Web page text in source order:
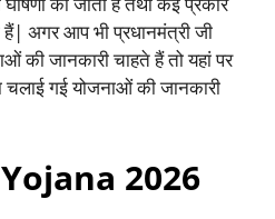
अगर आप भी प्रधानमंत्री जी
की जानकारी चाहते हैं तो यहां पर
चलाई गई योजनाओं की जानकारी
2026